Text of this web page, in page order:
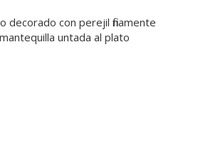
decorado con perejil finamente
untada al plato